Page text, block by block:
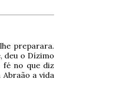
preparara.
deu o Dízimo
fé no que diz
a vida